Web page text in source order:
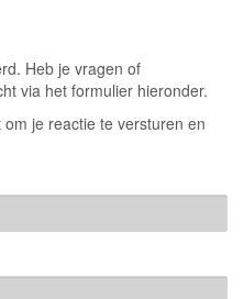
Heb je vragen of
via het formulier hieronder.
je reactie te versturen en